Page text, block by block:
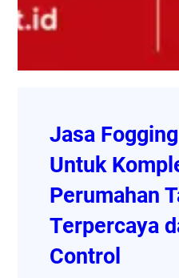
Jasa
Untuk
Perumahan
Terpercaya
Control